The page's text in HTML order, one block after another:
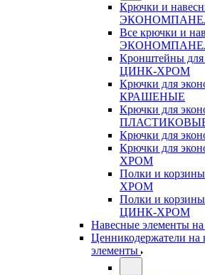
Крючки и
Все крючки и
Кронштейны для
ЦИНК-ХРОМ
Крючки для
КРАШЕНЫЕ
Крючки для
Крючки для
Крючки для
ХРОМ
Полки и
ХРОМ
Полки и
ЦИНК-ХРОМ
Навесные элементы
Ценникодержатели на
элементы